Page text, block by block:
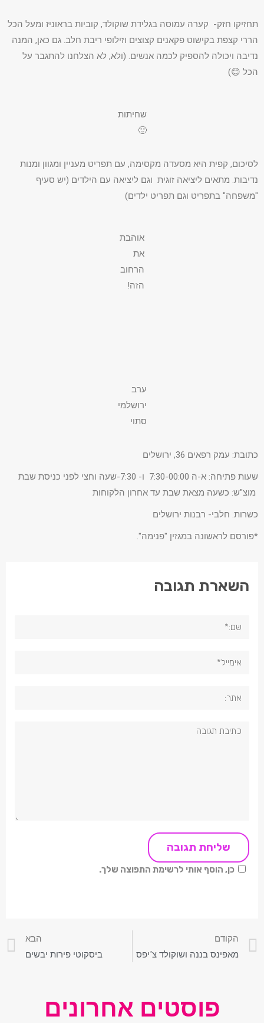
תחזיקו חזק- קערה עמוסה בגלידת שוקולד, קוביות בראוניז ומעל הכל
הררי קצפת בקישוט פקאנים קצוצים וזילופי ריבת חלב. גם כאן, המנה
נדיבה ויכולה להספיק לכמה אנשים. (ולא, לא הצלחנו להתגבר על
הכל 😊)
שחיתות
🙂
לסיכום, קפית היא מסעדה מקסימה, עם תפריט מעניין ומגוון ומנות
נדיבות. מתאים ליציאה זוגית וגם ליציאה עם הילדים (יש סעיף
"משפחה" בתפריט וגם תפריט ילדים)
אוהבת
את
הרחוב
הזה!
ערב
ירושלמי
סתוי
כתובת: עמק רפאים 36, ירושלים
שעות פתיחה: א-ה 7:30-00:00 ו- 7:30-שעה וחצי לפני כניסת שבת
מוצ"ש: כשעה מצאת שבת עד אחרון הלקוחות
כשרות: חלבי- רבנות ירושלים
*פורסם לראשונה במגזין "פנימה".
השארת תגובה
כן, הוסף אותי לרשימת התפוצה שלך.
הקודם
מאפינס בננה ושוקולד צ'יפס
הבא
ביסקוטי פירות יבשים
פוסטים אחרונים